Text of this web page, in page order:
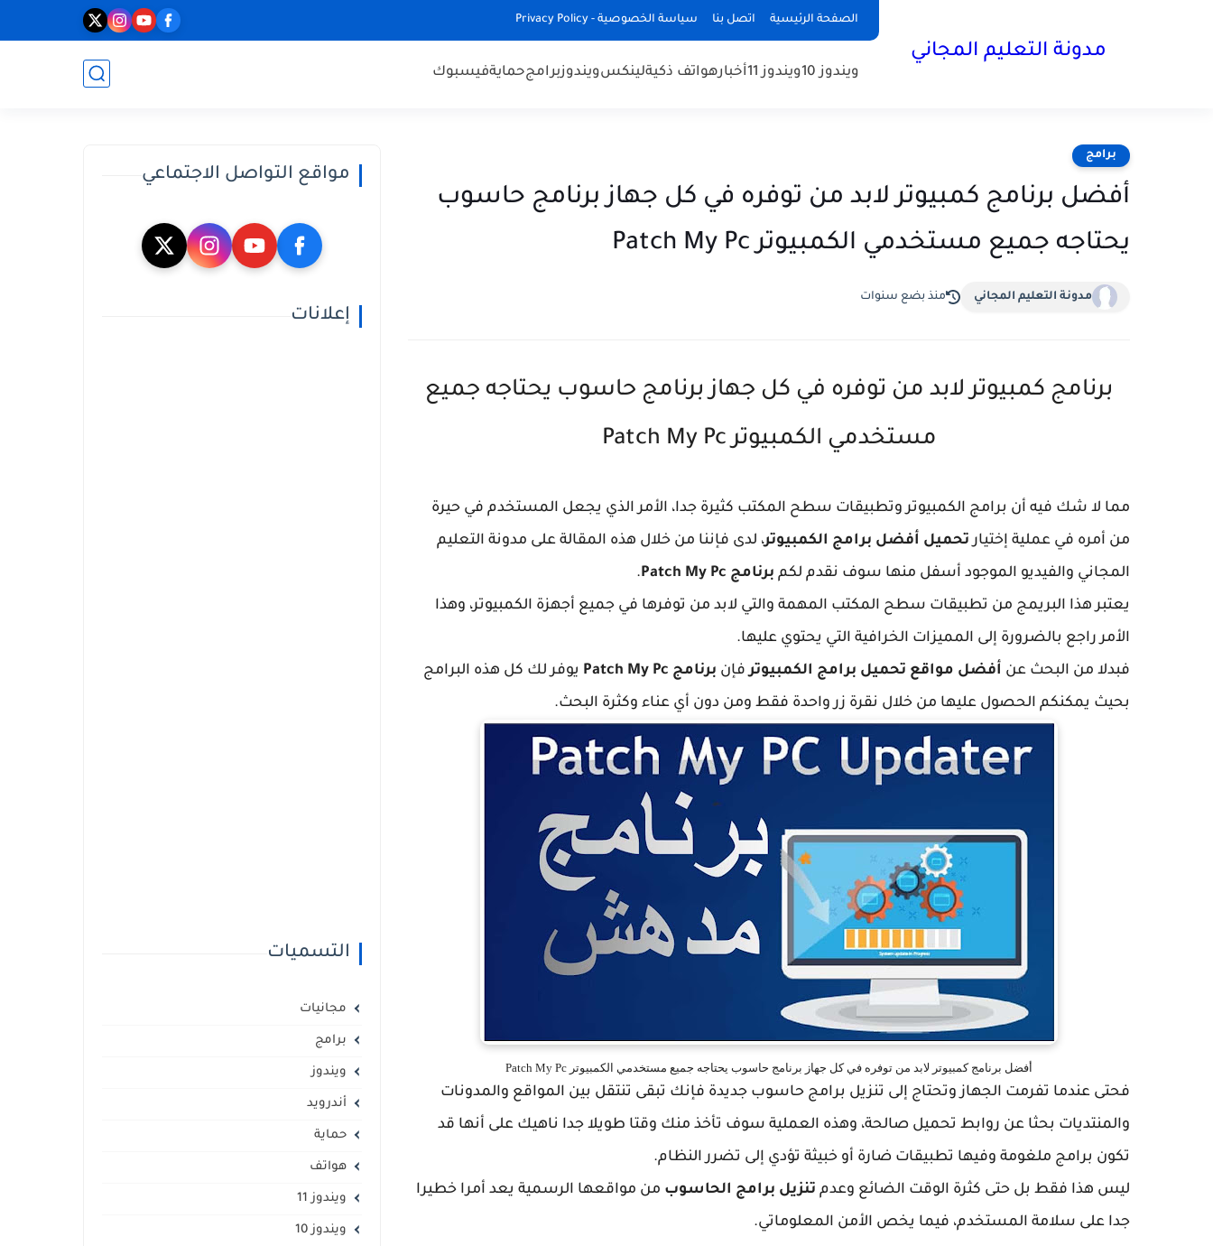
الصفحة الرئيسية اتصل بنا سياسة الخصوصية - Privacy Policy
مدونة التعليم المجاني
ويندوز 10 ويندوز 11 أخبارهواتف ذكيةلينكسويندوزبرامجحمايةفيسبوك
برامج
أفضل برنامج كمبيوتر لابد من توفره في كل جهاز برنامج حاسوب
يحتاجه جميع مستخدمي الكمبيوتر Patch My Pc
مدونة التعليم المجاني منذ بضع سنوات
برنامج كمبيوتر لابد من توفره في كل جهاز برنامج حاسوب يحتاجه جميع
مستخدمي الكمبيوتر Patch My Pc
مما لا شك فيه أن برامج الكمبيوتر وتطبيقات سطح المكتب كثيرة جدا، الأمر الذي يجعل المستخدم في حيرة
من أمره في عملية إختيارتحميل أفضل برامج الكمبيوتر، لدى فإننا من خلال هذه المقالة على مدونة التعليم
المجاني والفيديو الموجود أسفل منها سوف نقدم لكم برنامج Patch My Pc
.
يعتبر هذا البريمج من تطبيقات سطح المكتب المهمة والتي لابد من توفرها في جميع أجهزة الكمبيوتر، وهذا
الأمر راجع بالضرورة إلى المميزات الخرافية التي يحتوي عليها.
فبدلا من البحث عن أفضل مواقع تحميل برامج الكمبيوترفإن برنامج Patch My Pc
يوفر لك كل هذه البرامج
بحيث يمكنكم الحصول عليها من خلال نقرة زر واحدة فقط ومن دون أي عناء وكثرة البحث.
أفضل برنامج كمبيوتر لابد من توفره في كل جهاز برنامج حاسوب يحتاجه جميع مستخدمي الكمبيوتر Patch My Pc
فحتى عندما تفرمت الجهاز وتحتاج إلى تنزيل برامج حاسوب جديدة فإنك تبقى تنتقل بين المواقع والمدونات
والمنتديات بحثا عن روابط تحميل صالحة، وهذه العملية سوف تأخذ منك وقتا طويلا جدا ناهيك على أنها قد
تكون برامج ملغومة وفيها تطبيقات ضارة أو خبيثة تؤدي إلى تضرر النظام.
ليس هذا فقط بل حتى كثرة الوقت الضائع وعدم تنزيل برامج الحاسوب من مواقعها الرسمية يعد أمرا خطيرا
جدا على سلامة المستخدم، فيما يخص الأمن المعلوماتي.
مواقع التواصل الاجتماعي
إعلانات
التسميات
مجانيات
برامج
ويندوز
أندرويد
حماية
هواتف
ويندوز 11
ويندوز 10